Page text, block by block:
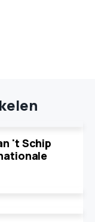
't Schip